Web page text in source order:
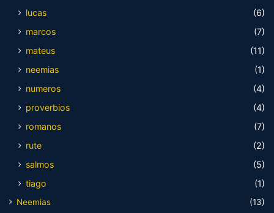
lucas
(6)
marcos
(7)
mateus
(11)
neemias
(1)
numeros
(4)
proverbios
(4)
romanos
(7)
rute
(2)
salmos
(5)
tiago
(1)
Neemias
(13)